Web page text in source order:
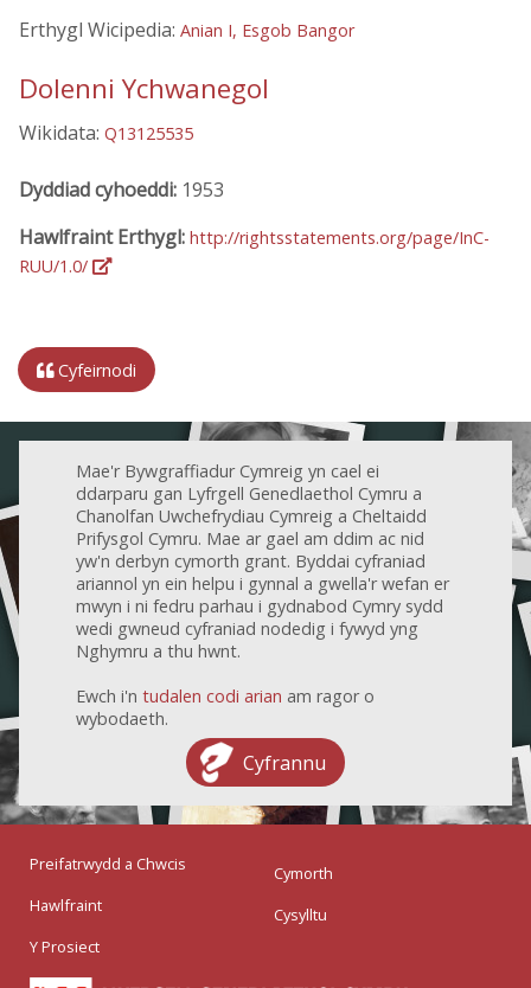
Erthygl Wicipedia: Anian I, Esgob Bangor
Dolenni Ychwanegol
Wikidata: Q13125535
Dyddiad cyhoeddi: 1953
Hawlfraint Erthygl: http://rightsstatements.org/page/InC-
RUU/1.0/
Cyfeirnodi
Mae'r Bywgraffiadur Cymreig yn cael ei
ddarparu gan Lyfrgell Genedlaethol Cymru a
Chanolfan Uwchefrydiau Cymreig a Cheltaidd
Prifysgol Cymru. Mae ar gael am ddim ac nid
yw'n derbyn cymorth grant. Byddai cyfraniad
ariannol yn ein helpu i gynnal a gwella'r wefan er
mwyn i ni fedru parhau i gydnabod Cymry sydd
wedi gwneud cyfraniad nodedig i fywyd yng
Nghymru a thu hwnt.
Ewch i'n tudalen codi arian am ragor o
wybodaeth.
Cyfrannu
Preifatrwydd a Chwcis
Hawlfraint
Y Prosiect
Cymorth
Cysylltu